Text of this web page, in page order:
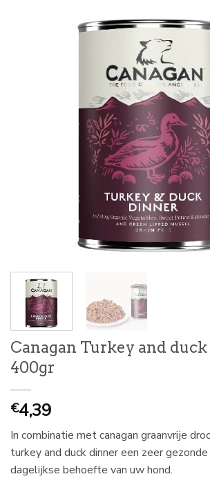
Canagan Turkey and
400gr
€4,39
In combinatie met canagan graanvrije
turkey and duck dinner een zeer
dagelijkse behoefte van uw hond.